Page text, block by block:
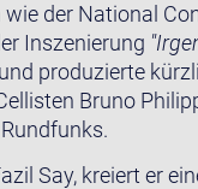
der National
Inszenierung
produzierte
Bruno
Say, kreiert er